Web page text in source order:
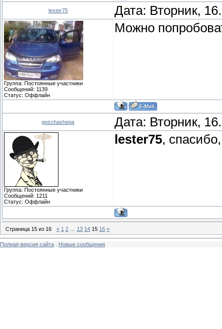
lester75 Дата: Вторник,
Группа: Постоянные участники
Сообщений: 1139
Статус: Оффлайн
Можно
goschashepa Дата: Вторник,
Группа: Постоянные участники
Сообщений: 1211
Статус: Оффлайн
lester75,
Страница 15 из 16 « 1 2 13 14 15 16 »
Полная версия сайта Новые сообщения